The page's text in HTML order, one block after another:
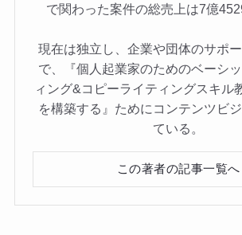
で関わった案件の総売上は7億
現在は独立し、企業や団体のサポ
で、『個人起業家のためのベーシ
ィング&コピーライティングスキル
を構築する』ためにコンテンツビ
ている。
この著者の記事一覧へ